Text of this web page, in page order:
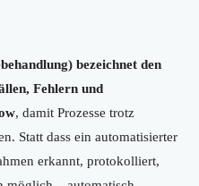
bezeichnet den
Fehlern und
, damit Prozesse trotz
Statt dass ein automatisierter
erkannt, protokolliert,